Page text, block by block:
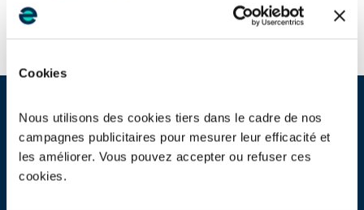
Cookies
Nous utilisons des cookies tiers dans le cadre de nos
campagnes publicitaires pour mesurer leur efficacité et
les améliorer. Vous pouvez accepter ou refuser ces
cookies.
Partager :